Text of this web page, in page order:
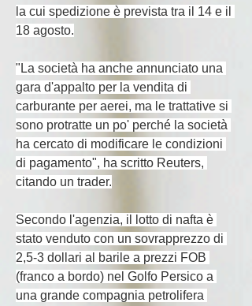
la cui spedizione è prevista tra il 14 e il
18 agosto.
"La società ha anche annunciato una
gara d'appalto per la vendita di
carburante per aerei, ma le trattative si
sono protratte un po' perché la società
ha cercato di modificare le condizioni
di pagamento", ha scritto Reuters,
citando un trader.
Secondo l'agenzia, il lotto di nafta è
stato venduto con un sovrapprezzo di
2,5-3 dollari al barile a prezzi FOB
(franco a bordo) nel Golfo Persico a
una grande compagnia petrolifera